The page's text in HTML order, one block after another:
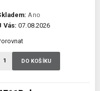
Ano
Vás: 07.08.2026
DO KOŠÍKU